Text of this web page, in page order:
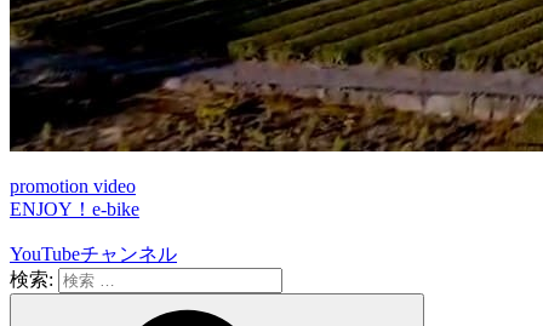
promotion video
ENJOY！e-bike
YouTubeチャンネル
検索: